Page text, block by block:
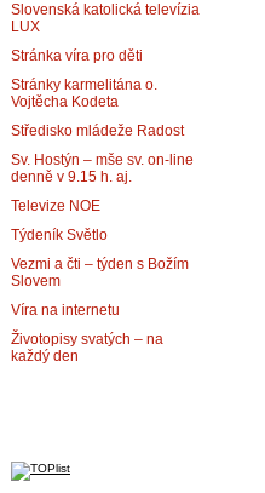
Slovenská katolická televízia
LUX
Stránka víra pro děti
Stránky karmelitána o.
Vojtěcha Kodeta
Středisko mládeže Radost
Sv. Hostýn – mše sv. on-line
denně v 9.15 h. aj.
Televize NOE
Týdeník Světlo
Vezmi a čti – týden s Božím
Slovem
Víra na internetu
Životopisy svatých – na
každý den